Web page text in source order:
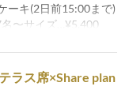
ーキ(2日前15:00まで)
〜サイズ…¥5,400
ラス席×Share plan